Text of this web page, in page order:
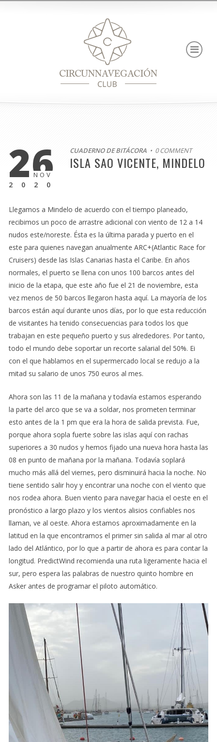
26
NOV
2020
CUADERNO DE BITÁCORA• 0 COMMENT
ISLA SAO VICENTE, MINDELO
Llegamos a Mindelo de acuerdo con el tiempo planeado,
recibimos un poco de arrastre adicional con viento de 12 a 14
nudos este/noreste. Ésta es la última parada y puerto en el
este para quienes navegan anualmente ARC+(Atlantic Race for
Cruisers) desde las Islas Canarias hasta el Caribe. En años
normales, el puerto se llena con unos 100 barcos antes del
inicio de la etapa, que este año fue el 21 de noviembre, esta
vez menos de 50 barcos llegaron hasta aquí. La mayoría de los
barcos están aquí durante unos días, por lo que esta reducción
de visitantes ha tenido consecuencias para todos los que
trabajan en este pequeño puerto y sus alrededores. Por tanto,
todo el mundo debe soportar un recorte salarial del 50%. Ei
con el que hablamos en el supermercado local se redujo a la
mitad su salario de unos 750 euros al mes.
Ahora son las 11 de la mañana y todavía estamos esperando
la parte del arco que se va a soldar, nos prometen terminar
esto antes de la 1 pm que era la hora de salida prevista. Fue,
porque ahora sopla fuerte sobre las islas aquí con rachas
superiores a 30 nudos y hemos fijado una nueva hora hasta las
08 en punto de mañana por la mañana. Todavía soplará
mucho más allá del viernes, pero disminuirá hacia la noche. No
tiene sentido salir hoy y encontrar una noche con el viento que
nos rodea ahora. Buen viento para navegar hacia el oeste en el
pronóstico a largo plazo y los vientos alisios confiables nos
llaman, ve al oeste. Ahora estamos aproximadamente en la
latitud en la que encontramos el primer sin salida al mar al otro
lado del Atlántico, por lo que a partir de ahora es para contar la
longitud. PredictWind recomienda una ruta ligeramente hacia el
sur, pero espera las palabras de nuestro quinto hombre en
Asker antes de programar el piloto automático.